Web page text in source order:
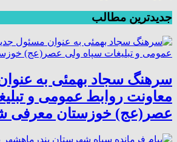
جدیدترین مطالب
سرهنگ سجاد بهمئی به
معاونت روابط عمومی و
عصر(عج) خوزستان معرفی